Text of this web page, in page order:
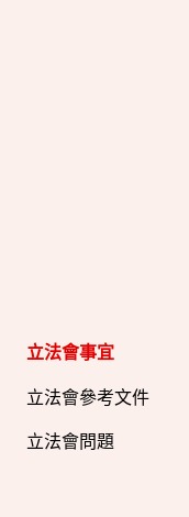
立法會事宜
立法會參考文件
立法會問題